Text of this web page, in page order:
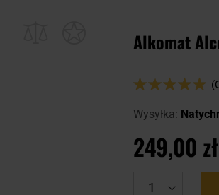
Alkomat
Ocena:
Wysyłka:
249,00 zł